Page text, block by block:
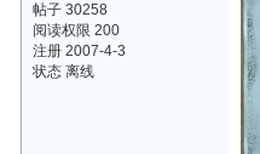
帖子 30258
阅读权限 200
注册 2007-4-3
状态 离线